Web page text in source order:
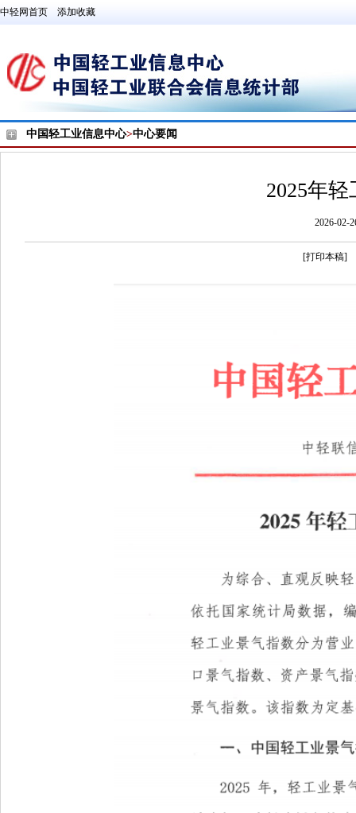
中轻网首页 添加收藏
中国轻工业信息中心>中心要闻
2025年
2026-02-
[打印本稿]